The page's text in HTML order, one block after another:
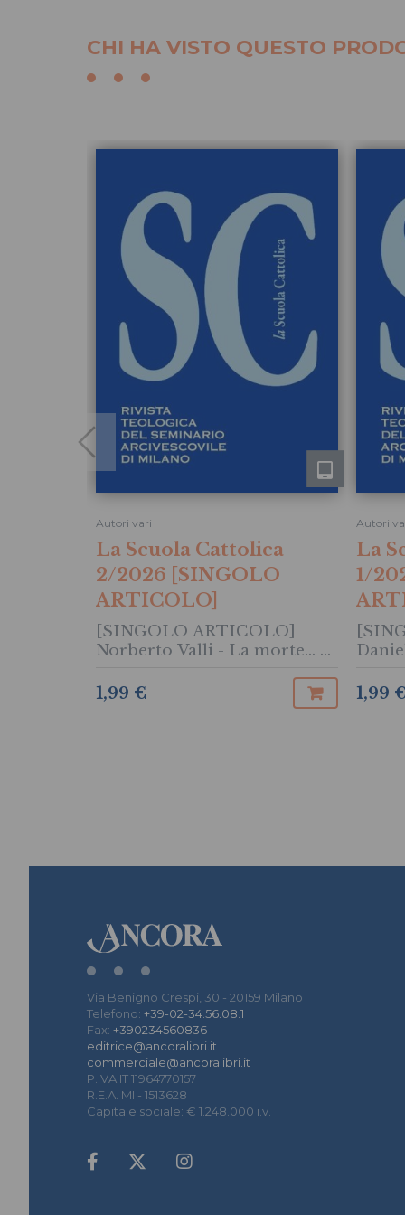
CHI HA VISTO QUESTO
Autori vari
La Scuola Cattolica
2/2026 [SINGOLO
ARTICOLO]
[SINGOLO ARTICOLO]
Norberto Valli - La morte... e
futuro. Introduzione
1,99 €
Autori
La
1/
il
1,99 €
Via Benigno Crespi, 30 - 20159 Milano
Telefono: +39-02-34.56.08.1
Fax: +390234560836
editrice@ancoralibri.it
commerciale@ancoralibri.it
P.IVA IT 11964770157
R.E.A. MI - 1513628
Capitale sociale: € 1.248.000 i.v.